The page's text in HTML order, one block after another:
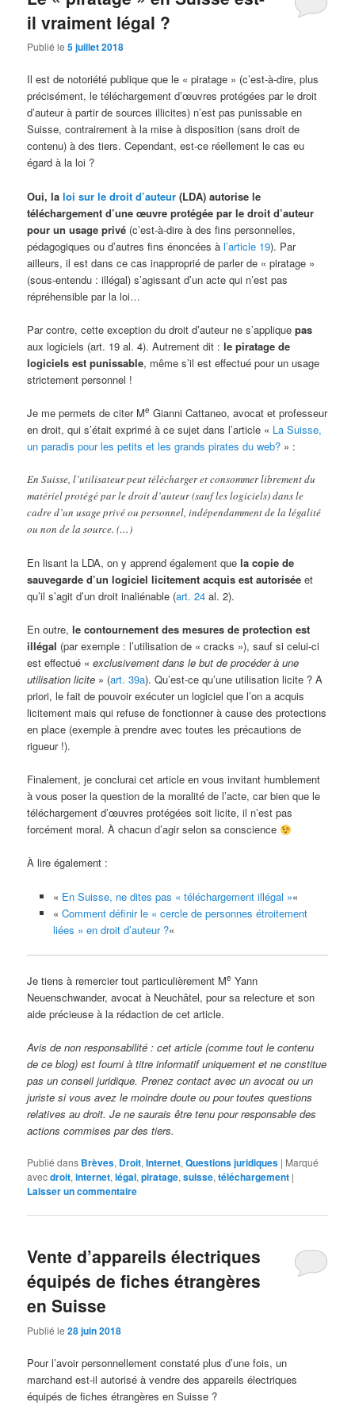
il vraiment légal ?
Publié le5 juillet 2018
Il est de notoriété publique que le « piratage » (c’est-à-dire, plus
précisément, le téléchargement d’œuvres protégées par le droit
d’auteur à partir de sources illicites) n’est pas punissable en
Suisse, contrairement à la mise à disposition (sans droit de
contenu) à des tiers. Cependant, est-ce réellement le cas eu
égard à la loi ?
Oui, laloi sur le droit d’auteur (LDA) autorise le
téléchargement d’une œuvre protégée par le droit d’auteur
pour un usage privé (c’est-à-dire à des fins personnelles,
pédagogiques ou d’autres fins énoncées àl’article 19). Par
ailleurs, il est dans ce cas inapproprié de parler de « piratage »
(sous-entendu : illégal) s’agissant d’un acte qui n’est pas
répréhensible par la loi…
Par contre, cette exception du droit d’auteur ne s’appliquepas
aux logiciels (art. 19 al. 4). Autrement dit :le piratage de
logiciels est punissable, même s’il est effectué pour un usage
strictement personnel !
Je me permets de citer Me Gianni Cattaneo, avocat et professeur
en droit, qui s’était exprimé à ce sujet dans l’article « La Suisse,
un paradis pour les petits et les grands pirates du web? » :
En Suisse, l’utilisateur peut télécharger et consommer librement du
matériel protégé par le droit d’auteur (sauf les logiciels) dans le
cadre d’un usage privé ou personnel, indépendamment de la légalité
ou non de la source. (…)
En lisant la LDA, on y apprend également quela copie de
sauvegarde d’un logiciel licitementacquisest autorisée et
qu’il s’agit d’un droit inaliénable (art. 24 al. 2).
En outre,le contournement des mesures de protection est
illégal (par exemple : l’utilisation de « cracks »), sauf si celui-ci
est effectué «exclusivement dans le but de procéder à une
utilisation licite » (art. 39a). Qu’est-ce qu’une utilisation licite ? A
priori, le fait de pouvoir exécuter un logiciel que l’on a acquis
licitement mais qui refuse de fonctionner à cause des protections
en place (exemple à prendre avec toutes les précautions de
rigueur !).
Finalement, je conclurai cet article en vous invitant humblement
à vous poser la question de la moralité de l’acte, car bien que le
téléchargement d’œuvres protégées soit licite, il n’est pas
forcément moral. À chacun d’agir selon sa conscience
À lire également :
« En Suisse, ne dites pas « téléchargement illégal »«
« Comment définir le « cercle de personnes étroitement
liées » en droit d’auteur ?«
Je tiens à remercier tout particulièrement Me Yann
Neuenschwander, avocat à Neuchâtel, pour sa relecture et son
aide précieuse à la rédaction de cet article.
Avis de non responsabilité : cet article (comme tout le contenu
de ce blog) est fourni à titre informatif uniquement et ne constitue
pas un conseil juridique. Prenez contact avec un avocat ou un
juriste si vous avez le moindre doute ou pour toutes questions
relatives au droit. Je ne saurais être tenu pour responsable des
actions commises par des tiers.
Publié dans Brèves, Droit,Internet,Questions juridiques | Marqué
avecdroit,internet,légal,piratage,suisse,téléchargement |
Laisser un commentaire
Vente d’appareils électriques
équipés de fiches étrangères
en Suisse
Publié le28 juin 2018
Pour l’avoir personnellement constaté plus d’une fois, un
marchand est-il autorisé à vendre des appareils électriques
équipés de fiches étrangères en Suisse ?